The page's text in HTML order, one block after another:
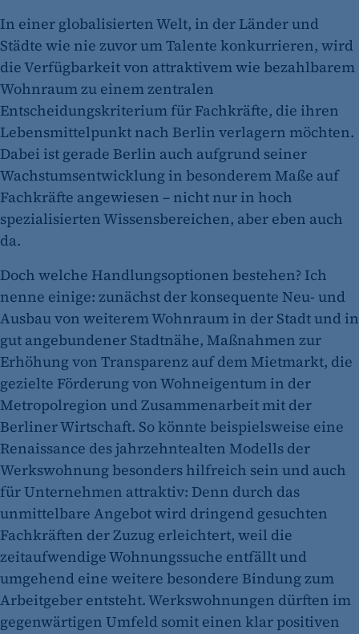
In einer globalisierten Welt, in der Länder und
Städte wie nie zuvor um Talente konkurrieren, wird
die Verfügbarkeit von attraktivem wie bezahlbarem
Wohnraum zu einem zentralen
Entscheidungskriterium für Fachkräfte, die ihren
Lebensmittelpunkt nach Berlin verlagern möchten.
Dabei ist gerade Berlin auch aufgrund seiner
Wachstumsentwicklung in besonderem Maße auf
Fachkräfte angewiesen – nicht nur in hoch
spezialisierten Wissensbereichen, aber eben auch
da.
Doch welche Handlungsoptionen bestehen? Ich
nenne einige: zunächst der konsequente Neu- und
Ausbau von weiterem Wohnraum in der Stadt und in
gut angebundener Stadtnähe, Maßnahmen zur
Erhöhung von Transparenz auf dem Mietmarkt, die
gezielte Förderung von Wohneigentum in der
Metropolregion und Zusammenarbeit mit der
Berliner Wirtschaft. So könnte beispielsweise eine
Renaissance des jahrzehntealten Modells der
Werkswohnung besonders hilfreich sein und auch
für Unternehmen attraktiv: Denn durch das
unmittelbare Angebot wird dringend gesuchten
Fachkräften der Zuzug erleichtert, weil die
zeitaufwendige Wohnungssuche entfällt und
umgehend eine weitere besondere Bindung zum
Arbeitgeber entsteht. Werkswohnungen dürften im
gegenwärtigen Umfeld somit einen klar positiven